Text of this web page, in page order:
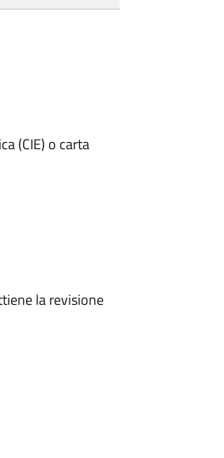
(CIE) o carta
la revisione